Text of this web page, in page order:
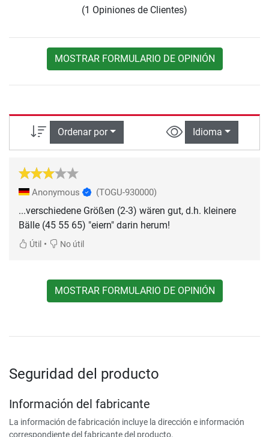
(1 Opiniones de Clientes)
MOSTRAR FORMULARIO DE OPINIÓN
Ordenar por Idioma
Anonymous (TOGU-930000)
...verschiedene Größen (2-3) wären gut, d.h. kleinere
Bälle (45 55 65) "eiern" darin herum!
Útil • No útil
MOSTRAR FORMULARIO DE OPINIÓN
Seguridad del producto
Información del fabricante
La información de fabricación incluye la dirección e información
correspondiente del fabricante del producto.